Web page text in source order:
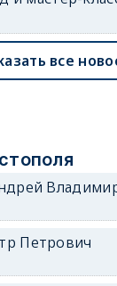
все
Петрович